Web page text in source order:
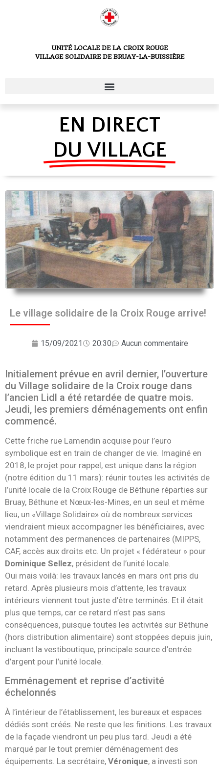
UNITÉ LOCALE DE LA CROIX ROUGE
VILLAGE SOLIDAIRE DE BRUAY-LA-BUISSIÈRE
EN DIRECT
DU VILLAGE
Le village solidaire de la Croix Rouge arrive!
15/09/2021 20:30 Aucun commentaire
Initialement prévue en avril dernier, l’ouverture
du Village solidaire de la Croix rouge dans
l’ancien Lidl a été retardée de quatre mois.
Jeudi, les premiers déménagements ont enfin
commencé.
Cette friche rue Lamendin acquise pour l’euro
symbolique est en train de changer de vie. Imaginé en
2018, le projet pour rappel, est unique dans la région
(notre édition du 11 mars): réunir toutes les activités de
l’unité locale de la Croix Rouge de Béthune réparties sur
Bruay, Béthune et Nœux-les-Mines, en un seul et même
lieu, un «Village Solidaire» où de nombreux services
viendraient mieux accompagner les bénéficiaires, avec
notamment des permanences de partenaires (MIPPS,
CAF, accès aux droits etc. Un projet « fédérateur » pour
Dominique Sellez, président de l’unité locale.
Oui mais voilà: les travaux lancés en mars ont pris du
retard. Après plusieurs mois d’attente, les travaux
intérieurs viennent tout juste d’être terminés. Et il était
plus que temps, car ce retard n’est pas sans
conséquences, puisque toutes les activités sur Béthune
(hors distribution alimentaire) sont stoppées depuis juin,
incluant la vestiboutique, principale source d’entrée
d’argent pour l’unité locale.
Emménagement et reprise d’activité
échelonnés
À l’intérieur de l’établissement, les bureaux et espaces
dédiés sont créés. Ne reste que les finitions. Les travaux
de la façade viendront un peu plus tard. Jeudi a été
marqué par le tout premier déménagement des
équipements. La secrétaire, Véronique, a investi son